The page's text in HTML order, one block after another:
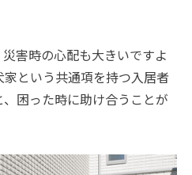
災害時の心配も大きいですよ
という共通項を持つ入居者
困った時に助け合うことが